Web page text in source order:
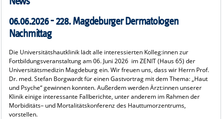
LEHRE & FORSCHUNG
06.06.2026 - 228. Magdeburger Dermatologen
Nachmittag
Die Universitätshautklinik lädt alle interessierten Kolleg:innen zur
Fortbildungsveranstaltung am 06. Juni 2026 im ZENIT (Haus 65) der
Universitätsmedizin Magdeburg ein. Wir freuen uns, dass wir Herrn Prof.
Dr. med. Stefan Borgwardt für einen Gastvortrag mit dem Thema: „Haut
und Psyche“ gewinnen konnten. Außerdem werden Ärzt:innen unserer
Klinik einige interessante Fallberichte, unter anderem im Rahmen der
Morbiditäts– und Mortalitätskonferenz des Hauttumorzentrums,
vorstellen.